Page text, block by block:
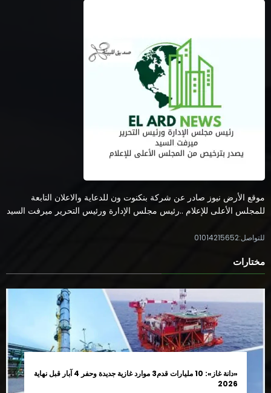
موقع الأرض نيوز صادر عن شركة بنكنوت ون للدعاية والاعلان التابعة
للمجلس الأعلى للإعلام ..رئيس مجلس الإدارة ورئيس التحرير ميرفت السيد
للتواصل:01014215652
مختارات
«دانة غاز»: 10 مليارات قدم3 موارد غازية جديدة وحفر 4 آبار قبل نهاية
2026